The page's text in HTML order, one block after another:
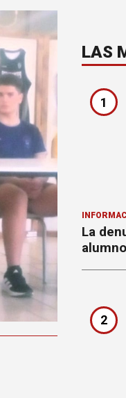
LAS
1
La
2